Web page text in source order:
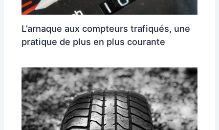
L’arnaque aux compteurs trafiqués, une
pratique de plus en plus courante